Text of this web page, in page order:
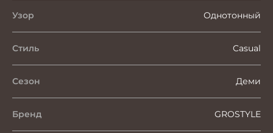
Узор Однотонный
Стиль Casual
Сезон Деми
Бренд GROSTYLE